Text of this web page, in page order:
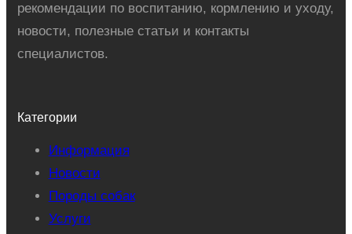
рекомендации по воспитанию, кормлению и уходу,
новости, полезные статьи и контакты
специалистов.
Категории
Информация
Новости
Породы собак
Услуги